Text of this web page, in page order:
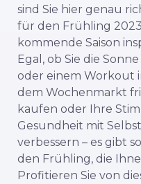
sind Sie hier genau
für den Frühling
kommende Saison
Egal, ob Sie die
oder einem Workout
dem Wochenmarkt
kaufen oder Ihre
Gesundheit mit
verbessern – es gibt
den Frühling, die
Profitieren Sie von